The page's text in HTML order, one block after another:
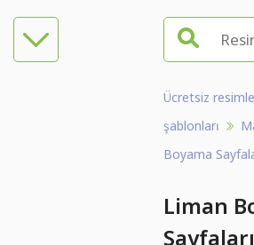
Ücretsiz
şablonları
Boyama
Liman